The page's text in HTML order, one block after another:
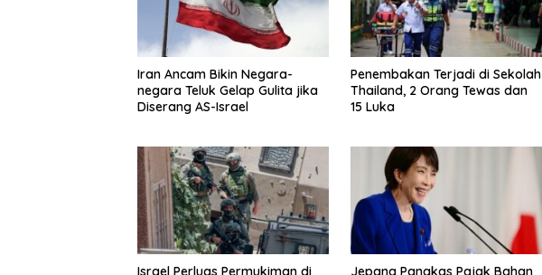
Iran Ancam Bikin Negara-
negara Teluk Gelap Gulita jika
Diserang AS-Israel
Penembakan Terjadi di Sekolah
Thailand, 2 Orang Tewas dan
15 Luka
Israel Perluas Permukiman di Jepang Pangkas Pajak Bahan